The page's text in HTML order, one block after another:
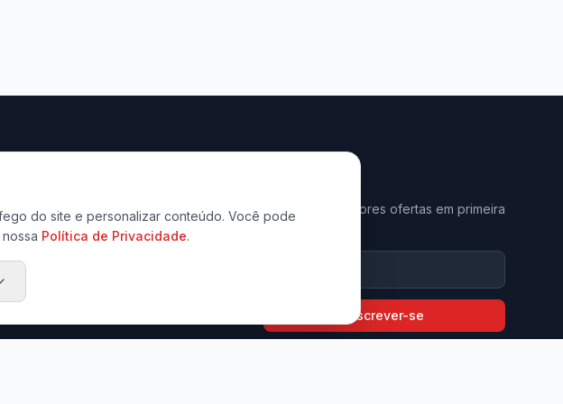
Rua Tenente Lopes, 801
Centro, Jaú - SP
(14) 3601-3456 / (14) 99794-6397
Newsletter
Receba as melhores ofertas em primeira
mão.
Inscrever-se
do site e personalizar conteúdo. Você pode
Política de Privacidade.